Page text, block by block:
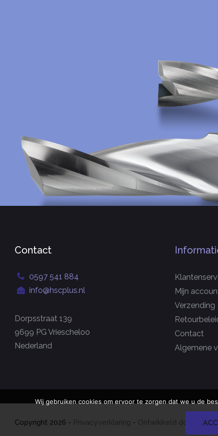
Contact
0597 541 884
info@hscplus.nl
Dorpsstraat 139
9699 PG Vriescheloo
Nederland
Mijn
Verzending
Contact
Algemene
Copyright 2026 - Privacyverklaring - Ontwikkeld door
Wij gebruiken cookies om ervoor te zorgen dat we u de